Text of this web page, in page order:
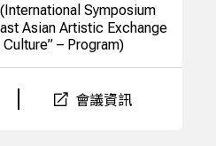
Symposium
Asian Artistic Exchange
– Program)
會議資訊